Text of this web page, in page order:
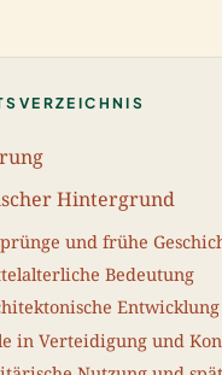
Hintergrund
und frühe
Bedeutung
Entwicklung
in Verteidigung und